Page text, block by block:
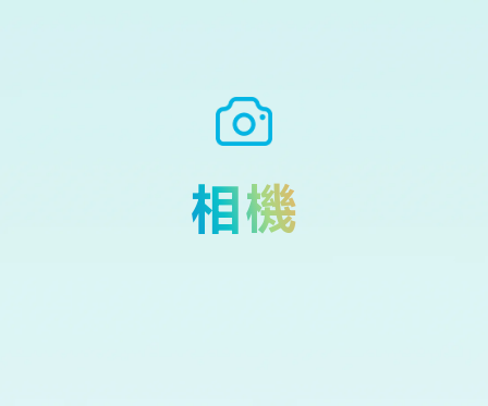
相機